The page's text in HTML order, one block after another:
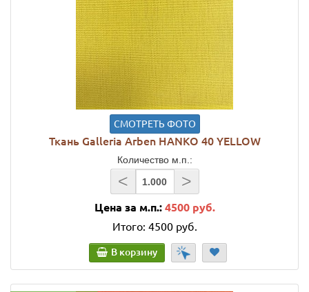
СМОТРЕТЬ ФОТО
Ткань Galleria Arben HANKO 40 YELLOW
Количество м.п.:
< >
Цена за м.п.: 4500 руб.
Итого: 4500 руб.
В корзину